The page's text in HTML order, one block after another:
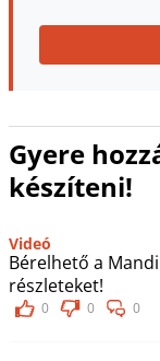
Gyere
készíteni!
Videó
Bérelhető a
részleteket!
0 0 0